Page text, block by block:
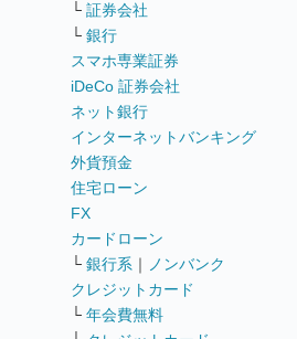
└ 証券会社
└ 銀行
スマホ専業証券
iDeCo 証券会社
ネット銀行
インターネットバンキング
外貨預金
住宅ローン
FX
カードローン
└ 銀行系 ｜
ノンバンク
クレジットカード
└ 年会費無料